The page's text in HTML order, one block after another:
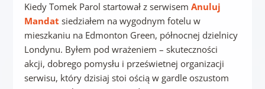
Kiedy Tomek Parol startował z serwisemAnuluj
Mandat siedziałem na wygodnym fotelu w
mieszkaniu na Edmonton Green, północnej dzielnicy
Londynu. Byłem pod wrażeniem – skuteczności
akcji, dobrego pomysłu i prześwietnej organizacji
serwisu, który dzisiaj stoi ością w gardle oszustom